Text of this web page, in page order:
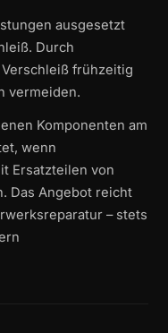
ausgesetzt
Durch
frühzeitig
vermeiden.
Komponenten am
wenn
Ersatzteilen von
Das Angebot reicht
– stets